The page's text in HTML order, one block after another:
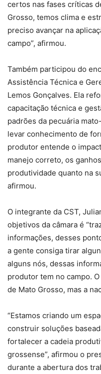
certos nas fases críticas
Grosso, temos clima e
preciso avançar na
campo”, afirmou.
Também participou do
Assistência Técnica e
Lemos Gonçalves. Ela
capacitação técnica e
padrões da pecuária
levar conhecimento de
produtor entende o
manejo correto, os
produtividade quanto na
afirmou.
O integrante da CST,
objetivos da câmara é
informações, desses
a gente consiga tirar
alguns nós, dessas
produtor tem no campo.
de Mato Grosso, mas a
“Estamos criando um
construir soluções
fortalecer a cadeia
grossense”, afirmou o
durante a abertura dos